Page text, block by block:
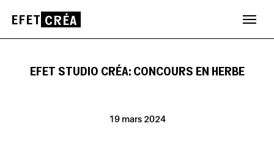
EFET STUDIO CRÉA: CONCOURS EN HERBE
19 mars 2024
EFET CRÉA